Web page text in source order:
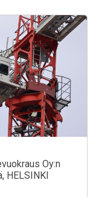
Oy:n
HELSINKI